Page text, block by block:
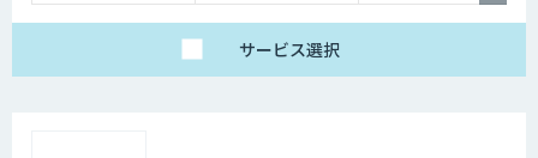
サービス選択